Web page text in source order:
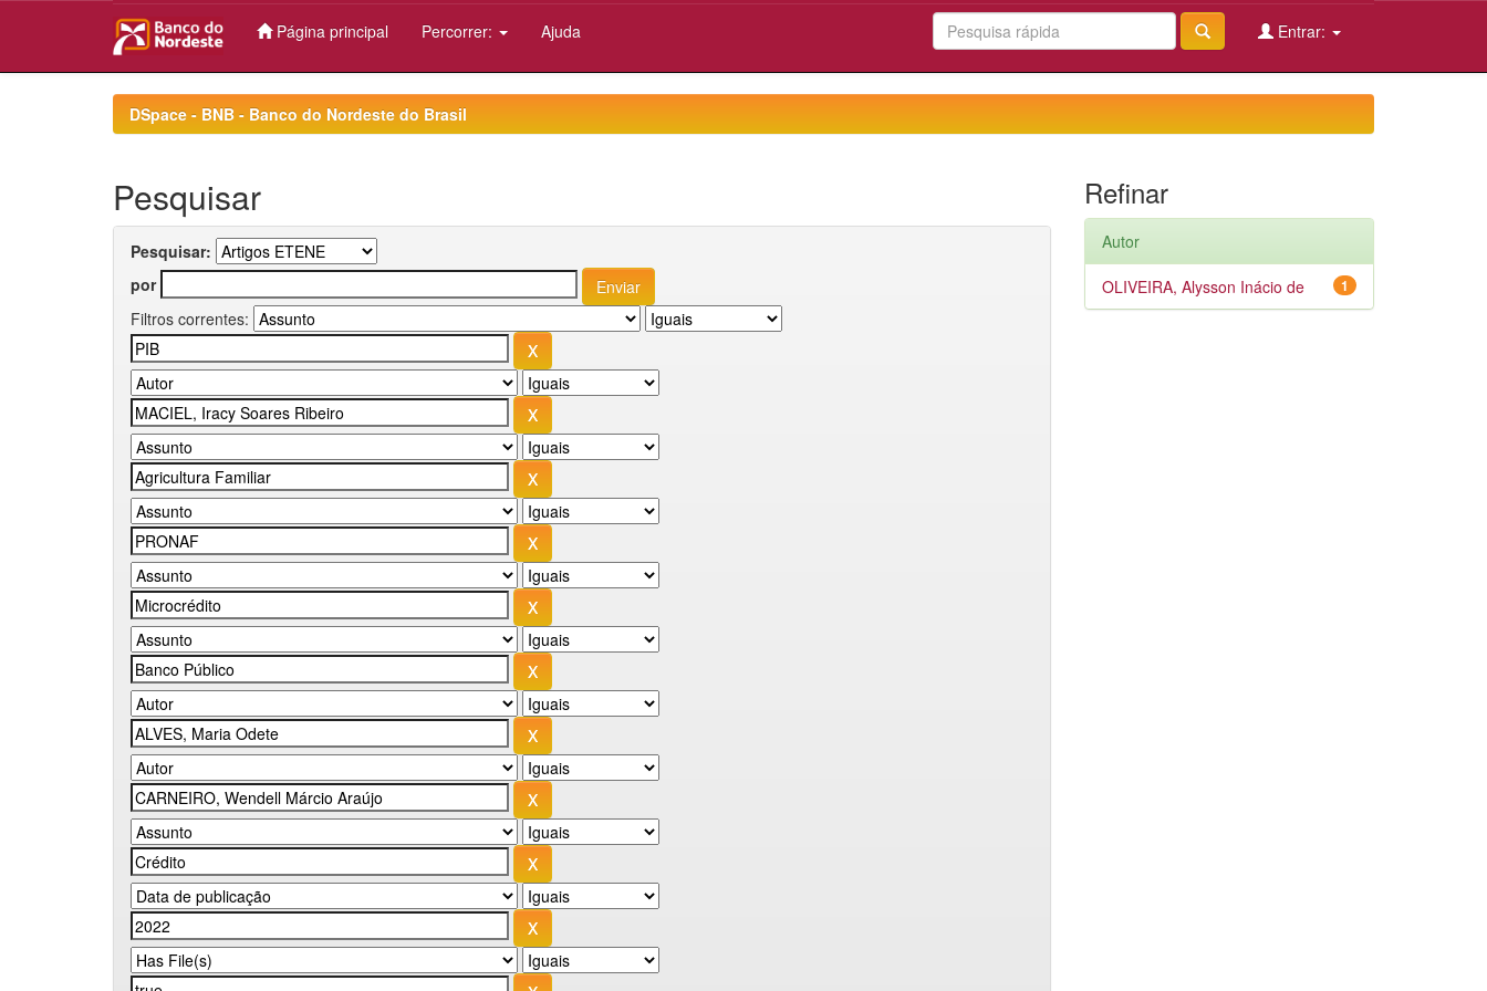
Página principal Percorrer: Ajuda Entrar:
DSpace - BNB - Banco do Nordeste do Brasil
Pesquisar
Pesquisar:
por
Filtros correntes:
Refinar
Autor
1
OLIVEIRA, Alysson Inácio de